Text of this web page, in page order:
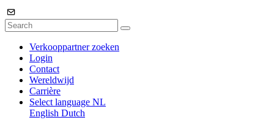
Verkooppartner zoeken
Login
Contact
Wereldwijd
Carrière
Select language NL
English Dutch